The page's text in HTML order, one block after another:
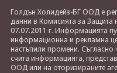
Голдън Холидейз-БГ ООД е
данни в Комисията за
07.07.2011 г. Информацията
информационна и рекламна
настъпили промени.
счита информацията,
ООД или на оторизираните